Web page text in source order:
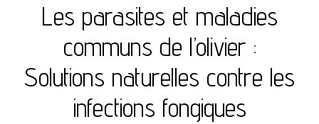
Les parasites et maladies
communs de l’olivier :
Solutions naturelles contre les
infections fongiques